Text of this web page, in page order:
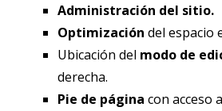
Administración del sitio.
Optimización del espacio
Ubicación del modo de
derecha.
Pie de página con acceso